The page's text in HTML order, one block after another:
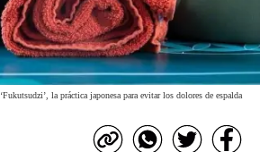
‘Fukutsudzi’, la práctica japonesa para evitar los dolores de espalda